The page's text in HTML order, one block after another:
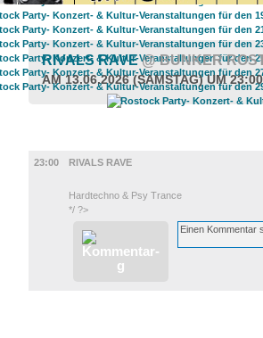
RIVALS RAVE@ BUNKER
AM 13.06.2026 (SAMSTAG) UM
23:00
RIVALS RAVE
Hardtechno & Psy Trance
*/ ?>